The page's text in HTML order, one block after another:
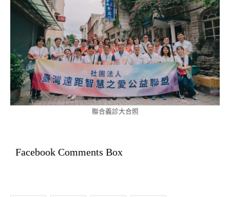
聯合義診大合照
Facebook Comments Box